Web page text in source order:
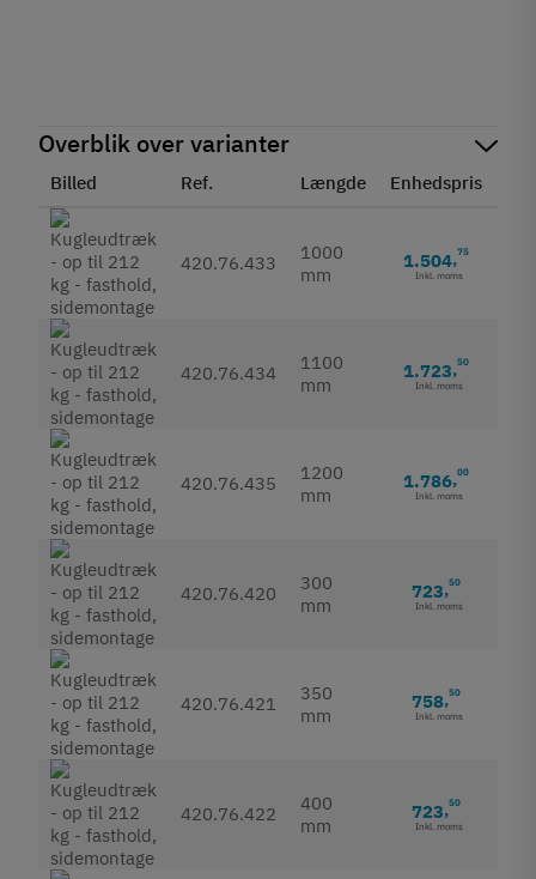
Overblik over varianter
Billed Ref. Længde Enhedspris
420.76.433
1000
mm
1.504,75
Inkl. moms
420.76.434
1100
mm
1.723,50
Inkl. moms
420.76.435
1200
mm
1.786,00
Inkl. moms
420.76.420
300
mm
723,50
Inkl. moms
420.76.421
350
mm
758,50
Inkl. moms
420.76.422
400
mm
723,50
Inkl. moms